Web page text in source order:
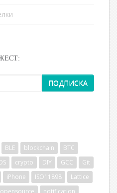
BLE blockchain
BTC
crypto DIY GCC
Git
iPhone ISO11898
Lattice
notification